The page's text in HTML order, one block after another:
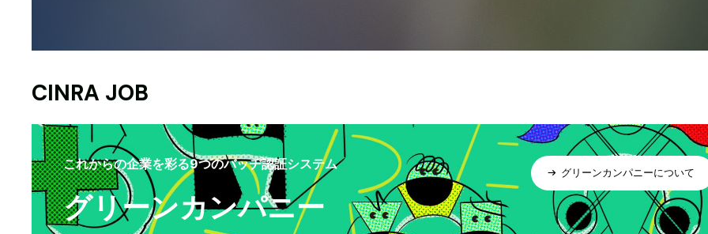
CINRA JOB
これからの企業を彩る9つのバッヂ認証システム
グリーンカンパニー
グリーンカンパニーについて